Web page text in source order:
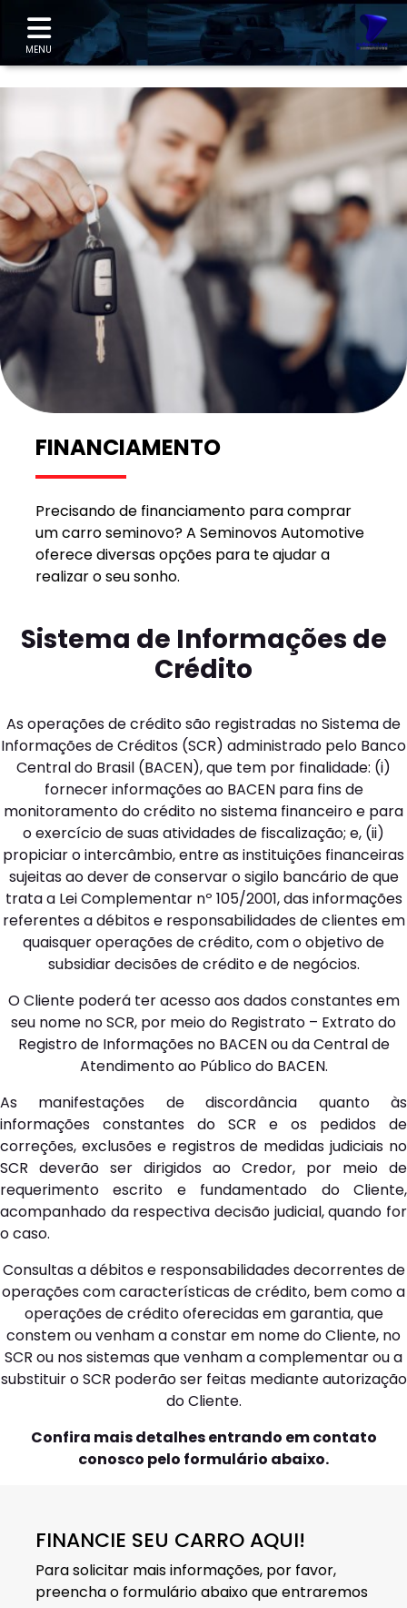
MENU
FINANCIAMENTO
Precisando de financiamento para comprar
um carro seminovo? A Seminovos Automotive
oferece diversas opções para te ajudar a
realizar o seu sonho.
Sistema de Informações de
Crédito
As operações de crédito são registradas no Sistema de
Informações de Créditos (SCR) administrado pelo Banco
Central do Brasil (BACEN), que tem por finalidade: (i)
fornecer informações ao BACEN para fins de
monitoramento do crédito no sistema financeiro e para
o exercício de suas atividades de fiscalização; e, (ii)
propiciar o intercâmbio, entre as instituições financeiras
sujeitas ao dever de conservar o sigilo bancário de que
trata a Lei Complementar nº 105/2001, das informações
referentes a débitos e responsabilidades de clientes em
quaisquer operações de crédito, com o objetivo de
subsidiar decisões de crédito e de negócios.
O Cliente poderá ter acesso aos dados constantes em
seu nome no SCR, por meio do Registrato – Extrato do
Registro de Informações no BACEN ou da Central de
Atendimento ao Público do BACEN.
As manifestações de discordância quanto às
informações constantes do SCR e os pedidos de
correções, exclusões e registros de medidas judiciais no
SCR deverão ser dirigidos ao Credor, por meio de
requerimento escrito e fundamentado do Cliente,
acompanhado da respectiva decisão judicial, quando for
o caso.
Consultas a débitos e responsabilidades decorrentes de
operações com características de crédito, bem como a
operações de crédito oferecidas em garantia, que
constem ou venham a constar em nome do Cliente, no
SCR ou nos sistemas que venham a complementar ou a
substituir o SCR poderão ser feitas mediante autorização
do Cliente.
Confira mais detalhes entrando em contato
conosco pelo formulário abaixo.
FINANCIE SEU CARRO AQUI!
Para solicitar mais informações, por favor,
preencha o formulário abaixo que entraremos